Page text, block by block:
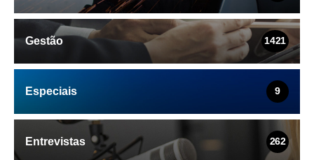
Gestão 1421
Especiais 9
Entrevistas 262